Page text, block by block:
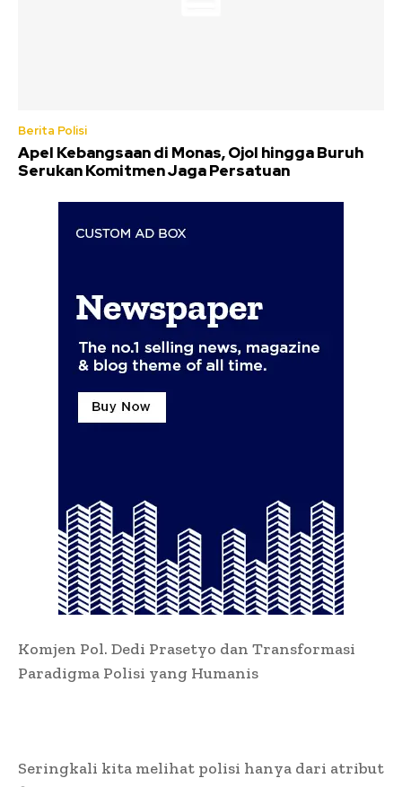
Berita Polisi
Apel Kebangsaan di Monas, Ojol hingga Buruh
Serukan Komitmen Jaga Persatuan
Komjen Pol. Dedi Prasetyo dan Transformasi
Paradigma Polisi yang Humanis
Seringkali kita melihat polisi hanya dari atribut